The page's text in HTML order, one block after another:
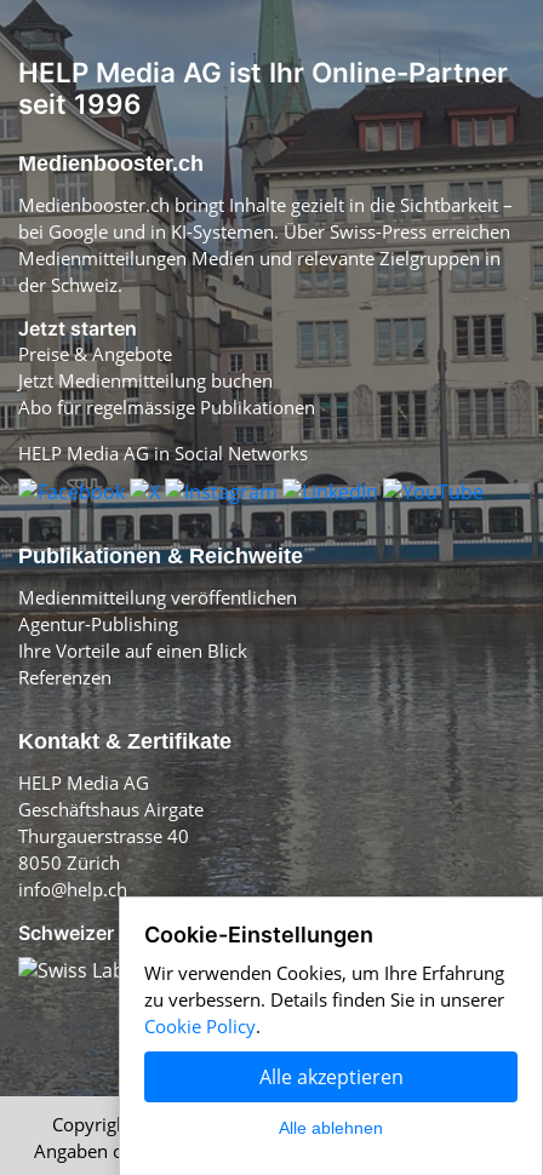
HELP Media AG ist Ihr Online-Partner
seit 1996
Medienbooster.ch
Medienbooster.ch bringt Inhalte gezielt in die Sichtbarkeit –
bei Google und in KI-Systemen. Über Swiss-Press erreichen
Medienmitteilungen Medien und relevante Zielgruppen in
der Schweiz.
Jetzt starten
Preise & Angebote
Jetzt Medienmitteilung buchen
Abo für regelmässige Publikationen
HELP Media AG in Social Networks
Publikationen & Reichweite
Medienmitteilung veröffentlichen
Agentur-Publishing
Ihre Vorteile auf einen Blick
Referenzen
Kontakt & Zertifikate
HELP Media AG
Geschäftshaus Airgate
Thurgauerstrasse 40
8050 Zürich
info@help.ch
Schweizer Qualität:
Copyright © 1996-2026 HELP Media AG, Zürich. Alle
Angaben ohne Gewähr.
Cookie-Einstellungen
Wir verwenden Cookies, um Ihre Erfahrung
zu verbessern. Details finden Sie in unserer
Cookie Policy.
Alle akzeptieren
Alle ablehnen